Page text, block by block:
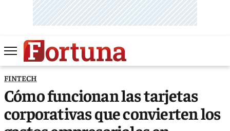
FINTECH
Cómo funcionan las tarjetas
corporativas que convierten los